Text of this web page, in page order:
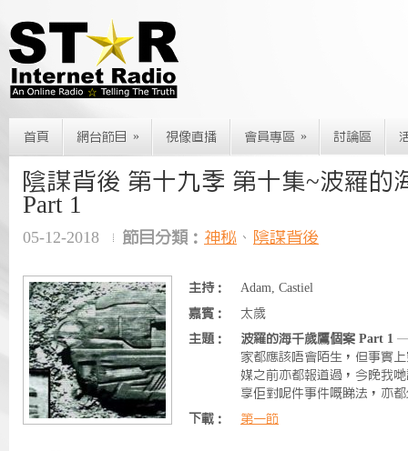
首頁 網台節目 » 視像直播 會員專區 » 討論區
陰謀背後 第十九季 第十集~波羅的
Part 1
05-12-2018 節目分類： 神秘 、 陰謀背後
主持：
Adam, Castiel
嘉賓：
太歲
主題：
波羅的海千歲鷹個案 Part 1 —
家都應該唔會陌生，但事實
媒之前亦都報道過，今晚我
享佢對呢件事件嘅睇法，亦
下載：
第一節